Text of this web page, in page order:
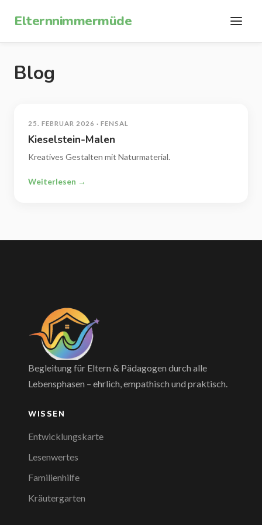
Elternnimmermüde
Blog
25. FEBRUAR 2026 · FENSAL
Kieselstein-Malen
Kreatives Gestalten mit Naturmaterial.
Weiterlesen →
Begleitung für Eltern & Pädagogen durch alle
Lebensphasen – ehrlich, empathisch und praktisch.
WISSEN
Entwicklungskarte
Lesenwertes
Familienhilfe
Kräutergarten